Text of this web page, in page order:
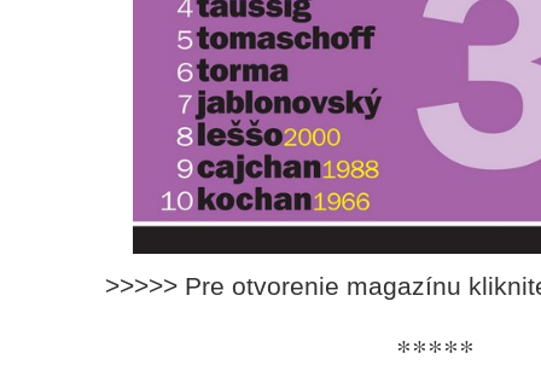
>>>>> Pre otvorenie magazínu
*****